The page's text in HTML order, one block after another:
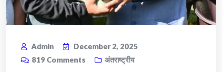
Admin
December 2, 2025
819 Comments अंतराष्ट्रीय